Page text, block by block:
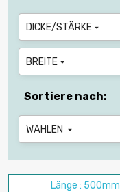
DICKE/STÄRKE 
BREITE 
Sortiere nach:
WÄHLEN 
Länge : 500mm